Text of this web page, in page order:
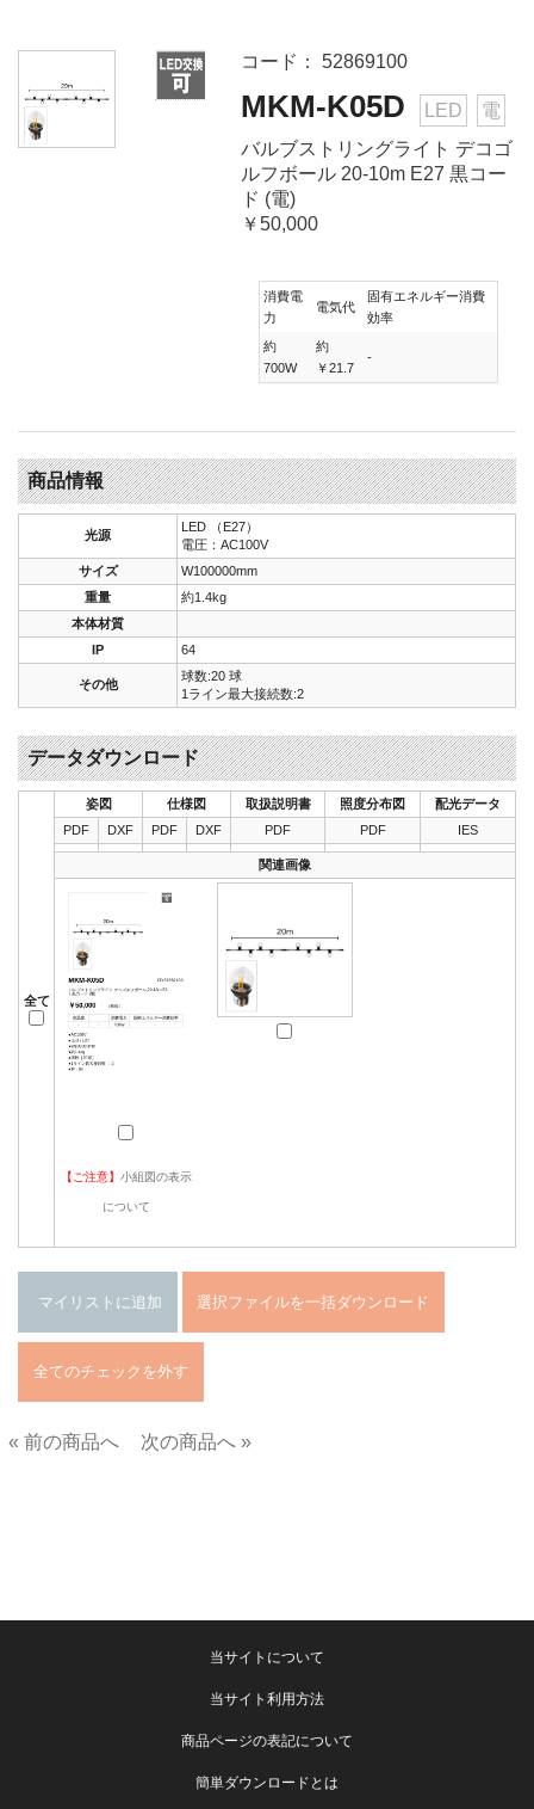
コード： 52869100
MKM-K05D LED
電
バルブストリングライト デコゴ
ルフボール 20-10m E27 黒コー
ド (電)
￥50,000
消費電
力
電気代
固有エネルギー消費
効率
約
700W
約
￥21.7
-
商品情報
光源
LED （E27）
電圧：AC100V
サイズ
W100000mm
重量
約1.4kg
本体材質
IP
64
その他
球数:20 球
1ライン最大接続数:2
データダウンロード
全て
姿図 仕様図 取扱説明書 照度分布図
配光データ
PDF
DXF PDF DXF PDF PDF IES
関連画像
【ご注意】 小組図の表示
について
« 前の商品へ
次の商品へ »
当サイトについて
当サイト利用方法
商品ページの表記について
簡単ダウンロードとは